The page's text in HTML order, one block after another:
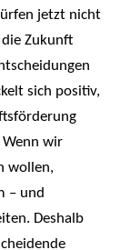
jetzt nicht
die Zukunft
sich positiv,
wir
wollen,
– und
Deshalb